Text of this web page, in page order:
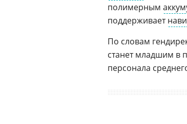
полимерным
поддерживает
По словам
станет младшим в
персонала